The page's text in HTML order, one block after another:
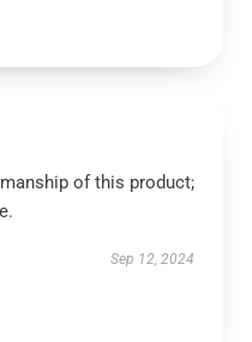
of this product;
Sep 12, 2024